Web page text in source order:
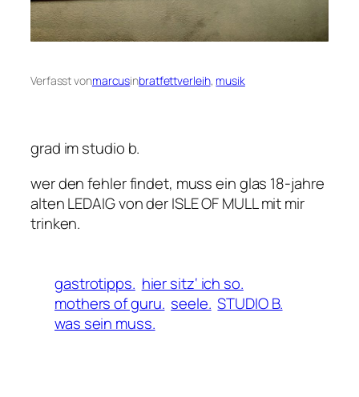
Verfasst vonmarcusinbratfettverleih, musik
grad im studio b.
wer den fehler findet, muss ein glas 18-jahre
alten LEDAIG von der ISLE OF MULL mit mir
trinken.
gastrotipps. hier sitz‘ ich so.
mothers of guru. seele. STUDIO B.
was sein muss.